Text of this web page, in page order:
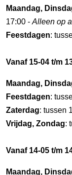
Maandag,
17:00 - Alleen op
Feestdagen:
Vanaf 15-04 t/m
Maandag,
Feestdagen:
Zaterdag: tussen
Vrijdag, Zondag:
Vanaf 14-05 t/m
Maandag,